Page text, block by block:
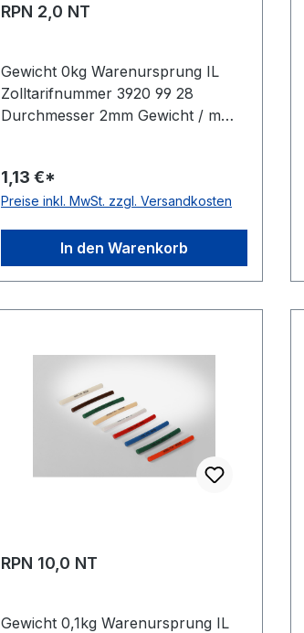
RPN 2,0 NT
Gewicht 0kg Warenursprung IL
Zolltarifnummer 3920 99 28
Durchmesser 2mm Gewicht / m
Material Polyurethan Farbe grün
Rollenlänge 30,5 (außer Ø 2mm =
Zugstrang nein Shorehärte 88°
Shore A
1,13 €*
Preise inkl. MwSt. zzgl. Versandkosten
In den Warenkorb
RPN 10,0 NT
Gewicht 0,1kg Warenursprung IL